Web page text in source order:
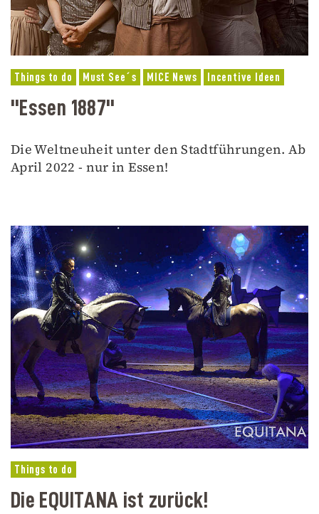
Things to do Must See´s MICE News Incentive Ideen
"Essen 1887"
Die Weltneuheit unter den Stadtführungen. Ab
April 2022 - nur in Essen!
Things to do
Die EQUITANA ist zurück!